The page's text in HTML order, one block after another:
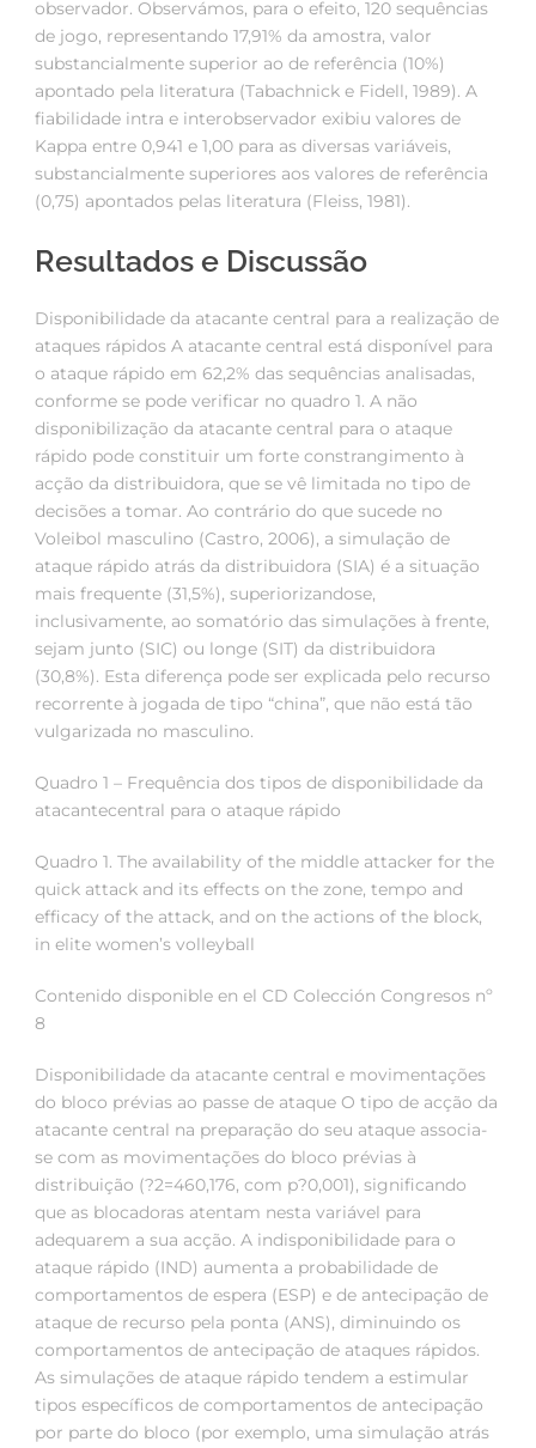
observador. Observámos, para o efeito, 120 sequências
de jogo, representando 17,91% da amostra, valor
substancialmente superior ao de referência (10%)
apontado pela literatura (Tabachnick e Fidell, 1989). A
fiabilidade intra e interobservador exibiu valores de
Kappa entre 0,941 e 1,00 para as diversas variáveis,
substancialmente superiores aos valores de referência
(0,75) apontados pelas literatura (Fleiss, 1981).
Resultados e Discussão
Disponibilidade da atacante central para a realização de
ataques rápidos A atacante central está disponível para
o ataque rápido em 62,2% das sequências analisadas,
conforme se pode verificar no quadro 1. A não
disponibilização da atacante central para o ataque
rápido pode constituir um forte constrangimento à
acção da distribuidora, que se vê limitada no tipo de
decisões a tomar. Ao contrário do que sucede no
Voleibol masculino (Castro, 2006), a simulação de
ataque rápido atrás da distribuidora (SIA) é a situação
mais frequente (31,5%), superiorizandose,
inclusivamente, ao somatório das simulações à frente,
sejam junto (SIC) ou longe (SIT) da distribuidora
(30,8%). Esta diferença pode ser explicada pelo recurso
recorrente à jogada de tipo “china”, que não está tão
vulgarizada no masculino.
Quadro 1 – Frequência dos tipos de disponibilidade da
atacantecentral para o ataque rápido
Quadro 1. The availability of the middle attacker for the
quick attack and its effects on the zone, tempo and
efficacy of the attack, and on the actions of the block,
in elite women’s volleyball
Contenido disponible en el CD Colección Congresos nº
8
Disponibilidade da atacante central e movimentações
do bloco prévias ao passe de ataque O tipo de acção da
atacante central na preparação do seu ataque associa-
se com as movimentações do bloco prévias à
distribuição (?2=460,176, com p?0,001), significando
que as blocadoras atentam nesta variável para
adequarem a sua acção. A indisponibilidade para o
ataque rápido (IND) aumenta a probabilidade de
comportamentos de espera (ESP) e de antecipação de
ataque de recurso pela ponta (ANS), diminuindo os
comportamentos de antecipação de ataques rápidos.
As simulações de ataque rápido tendem a estimular
tipos específicos de comportamentos de antecipação
por parte do bloco (por exemplo, uma simulação atrás